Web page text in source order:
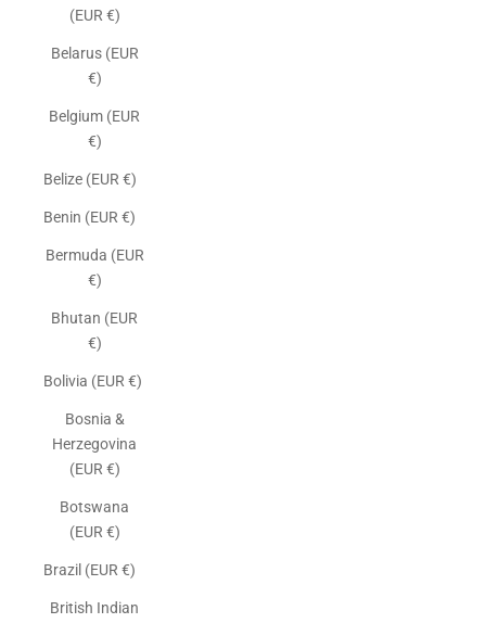
(EUR €)
Belarus (EUR
€)
Belgium (EUR
€)
Belize (EUR €)
Benin (EUR €)
Bermuda (EUR
€)
Bhutan (EUR
€)
Bolivia (EUR €)
Bosnia &
Herzegovina
(EUR €)
Botswana
(EUR €)
Brazil (EUR €)
British Indian